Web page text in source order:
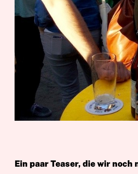
Ein paar Teaser, die wir